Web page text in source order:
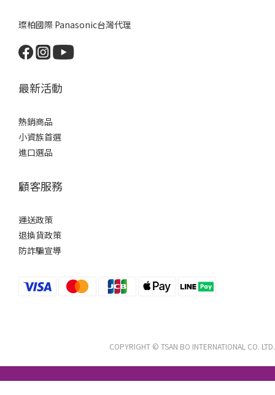
立即購買
璨柏國際 Panasonic台灣代理
最新活動
熱銷商品
小資族首選
進口選品
顧客服務
運送政策
退換貨政策
防詐騙宣導
COPYRIGHT © TSAN BO INTERNATIONAL CO. LTD.